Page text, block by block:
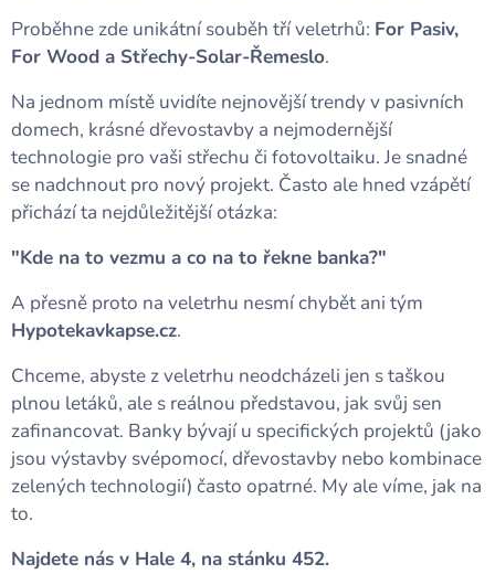
Proběhne zde unikátní souběh tří veletrhů: For Pasiv,
For Wood a Střechy-Solar-Řemeslo.
Na jednom místě uvidíte nejnovější trendy v pasivních
domech, krásné dřevostavby a nejmodernější
technologie pro vaši střechu či fotovoltaiku. Je snadné
se nadchnout pro nový projekt. Často ale hned vzápětí
přichází ta nejdůležitější otázka:
"Kde na to vezmu a co na to řekne banka?"
A přesně proto na veletrhu nesmí chybět ani tým
Hypotekavkapse.cz.
Chceme, abyste z veletrhu neodcházeli jen s taškou
plnou letáků, ale s reálnou představou, jak svůj sen
zafinancovat. Banky bývají u specifických projektů (jako
jsou výstavby svépomocí, dřevostavby nebo kombinace
zelených technologií) často opatrné. My ale víme, jak na
to.
Najdete nás v Hale 4, na stánku 452.